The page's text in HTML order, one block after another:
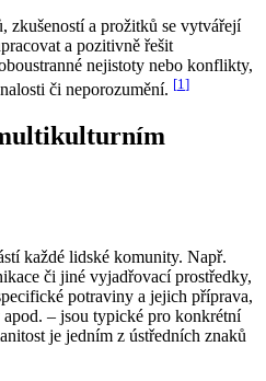
zkušeností a prožitků se vytvářejí
a pozitivně řešit
nejistoty nebo konflikty,
či neporozumění. [1]
každé lidské komunity. Např.
či jiné vyjadřovací prostředky,
potraviny a jejich příprava,
– jsou typické pro konkrétní
je jedním z ústředních znaků